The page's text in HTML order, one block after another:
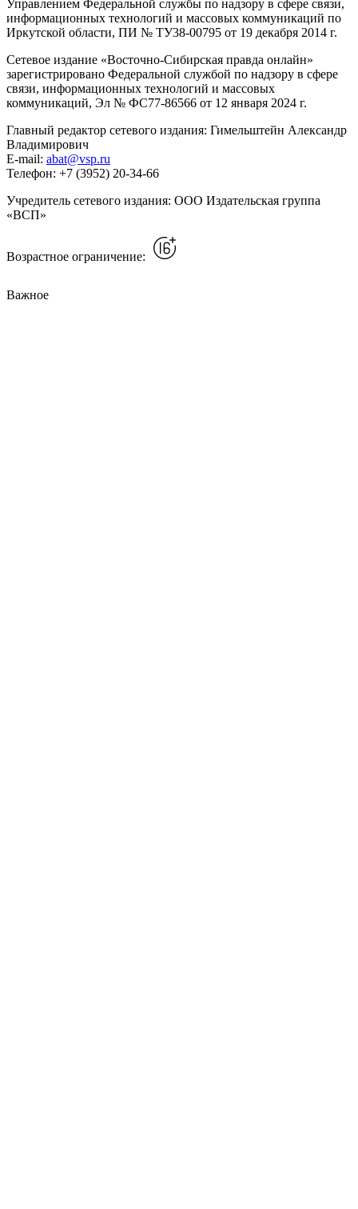
Управлением Федеральной службы по надзору в сфере связи,
информационных технологий и массовых коммуникаций по
Иркутской области, ПИ № ТУ38-00795 от 19 декабря 2014 г.
Сетевое издание «Восточно-Сибирская правда онлайн»
зарегистрировано Федеральной службой по надзору в сфере
связи, информационных технологий и массовых
коммуникаций, Эл № ФС77-86566 от 12 января 2024 г.
Главный редактор сетевого издания: Гимельштейн Александр
Владимирович
E-mail: abat@vsp.ru
Телефон: +7 (3952) 20-34-66
Учредитель сетевого издания: ООО Издательская группа
«ВСП»
Возрастное ограничение:
Важное